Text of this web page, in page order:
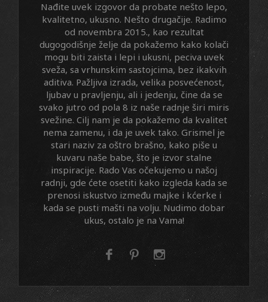
Nađite uvek izgovor da probate nešto lepo,
kvalitetno, ukusno. Nešto drugačije. Radimo
od novembra 2015., kao rezultat
dugogodišnje želje da pokažemo kako kolači
mogu biti zaista i lepi i ukusni, peciva uvek
sveža, sa vrhunskim sastojcima, bez ikakvih
aditiva. Pažljiva izrada, velika posvećenost,
ljubav u pravljenju, ali i jedenju, čine da se
svako jutro od pola 8 iz naše radnje širi miris
svežine. Cilj nam je da pokažemo da kvalitet
nema zamenu, i da je uvek tako. Grismel je
stari naziv za oštro brašno, kako piše u
kuvaru naše babe, što je izvor stalne
inspiracije. Rado Vas očekujemo u našoj
radnji, gde ćete osetiti kako izgleda kada se
prenosi iskustvo između majke i kćerke i
kada se pusti mašti na volju. Nudimo dobar
ukus, ostalo je na Vama!